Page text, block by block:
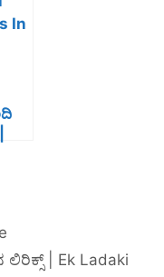
ಲಿರಿಕ್ಸ್ | Ek Ladaki